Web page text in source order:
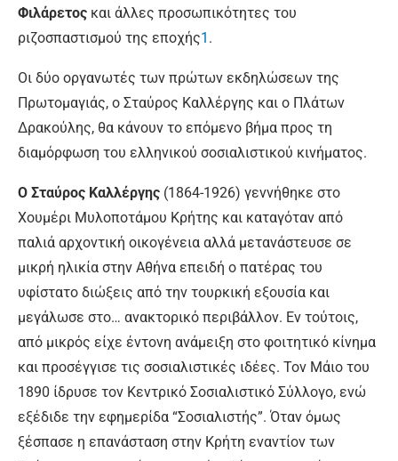
Φιλάρετος και άλλες προσωπικότητες του
ριζοσπαστισμού της εποχής1 .
Οι δύο οργανωτές των πρώτων εκδηλώσεων της
Πρωτομαγιάς, ο Σταύρος Καλλέργης και ο Πλάτων
Δρακούλης, θα κάνουν το επόμενο βήμα προς τη
διαμόρφωση του ελληνικού σοσιαλιστικού κινήματος.
Ο Σταύρος Καλλέργης (1864-1926) γεννήθηκε στο
Χουμέρι Μυλοποτάμου Κρήτης και καταγόταν από
παλιά αρχοντική οικογένεια αλλά μετανάστευσε σε
μικρή ηλικία στην Αθήνα επειδή ο πατέρας του
υφίστατο διώξεις από την τουρκική εξουσία και
μεγάλωσε στο… ανακτορικό περιβάλλον. Εν τούτοις,
από μικρός είχε έντονη ανάμειξη στο φοιτητικό κίνημα
και προσέγγισε τις σοσιαλιστικές ιδέες. Τον Μάιο του
1890 ίδρυσε τον Κεντρικό Σοσιαλιστικό Σύλλογο, ενώ
εξέδιδε την εφημερίδα “Σοσιαλιστής”. Όταν όμως
ξέσπασε η επανάσταση στην Κρήτη εναντίον των